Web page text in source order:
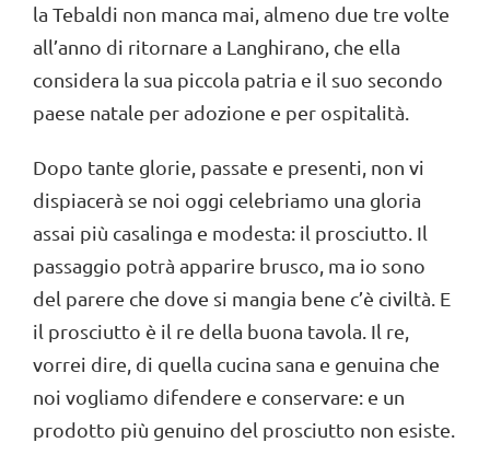
la Tebaldi non manca mai, almeno due tre volte
all’anno di ritornare a Langhirano, che ella
considera la sua piccola patria e il suo secondo
paese natale per adozione e per ospitalità.
Dopo tante glorie, passate e presenti, non vi
dispiacerà se noi oggi celebriamo una gloria
assai più casalinga e modesta: il prosciutto. Il
passaggio potrà apparire brusco, ma io sono
del parere che dove si mangia bene c’è civiltà. E
il prosciutto è il re della buona tavola. Il re,
vorrei dire, di quella cucina sana e genuina che
noi vogliamo difendere e conservare: e un
prodotto più genuino del prosciutto non esiste.